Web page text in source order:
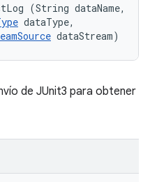
(String dataName,
dataType,
dataStream)
de JUnit3 para obtener